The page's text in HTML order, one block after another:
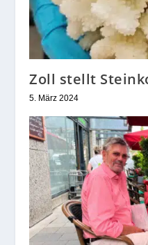
Zoll stellt
5. März 2024